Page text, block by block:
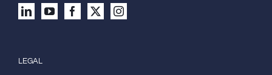
LEGAL